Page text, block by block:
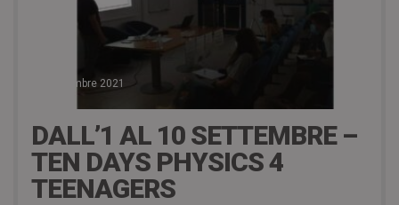
19 Settembre 2021
DALL’1 AL 10 SETTEMBRE –
TEN DAYS PHYSICS 4
TEENAGERS